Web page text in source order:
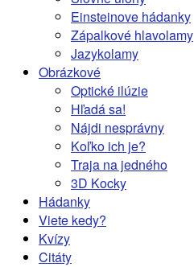
Einsteinove hádanky
Zápalkové hlavolamy
Jazykolamy
Obrázkové
Optické ilúzie
Hľadá sa!
Nájdi nesprávny
Koľko ich je?
Traja na jedného
3D Kocky
Hádanky
Viete kedy?
Kvízy
Citáty